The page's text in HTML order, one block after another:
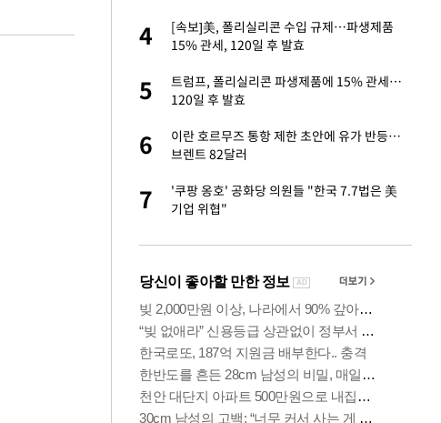
4
[속보]美, 폴리실리콘 수입 규제…파생제품
15% 관세, 120일 후 발효
5
트럼프, 폴리실리콘 파생제품에 15% 관세…
120일 후 발효
6
이란 호르무즈 통항 제한 초안에 유가 반등…
브렌트 82달러
7
'쿠팡 옹호' 공화당 의원들 "한국 7.7법은 美
기업 위협"